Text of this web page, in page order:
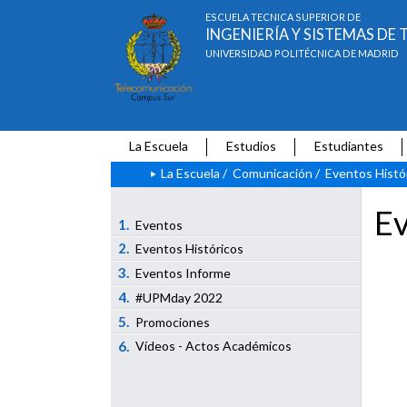
ESCUELA TÉCNICA SUPERIOR DE
INGENIERÍA Y SISTEMAS
UNIVERSIDAD POLITÉCNICA DE MADRID
La Escuela Estudios
Estudiantes
La Escuela / Comunicación / Eventos
1. Eventos
2. Eventos Históricos
3. Eventos Informe
4. #UPMday 2022
5. Promociones
6. Vídeos - Actos Académicos